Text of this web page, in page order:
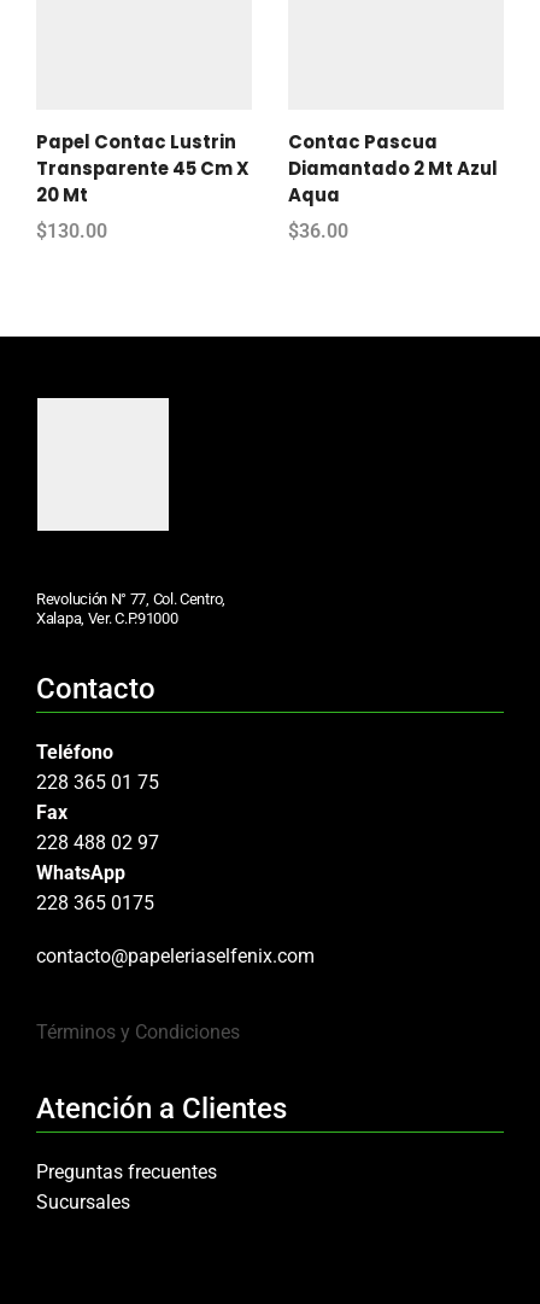
Papel Contac Lustrin
Transparente 45 Cm X
20 Mt
$130.00
Contac Pascua
Diamantado 2 Mt Azul
Aqua
$36.00
Revolución N° 77, Col. Centro,
Xalapa, Ver. C.P.91000
Contacto
Teléfono
228 365 01 75
Fax
228 488 02 97
WhatsApp
228 365 0175
contacto@papeleriaselfenix.com
Términos y Condiciones
Atención a Clientes
Preguntas frecuentes
Sucursales